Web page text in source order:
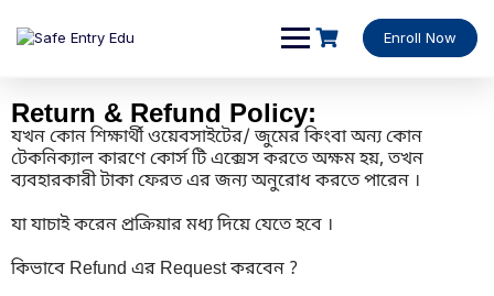
Enroll Now
Return & Refund Policy:
যখন কোন শিক্ষার্থী ওয়েবসাইটের/ জুমের কিংবা অন্য কোন
টেকনিক্যাল কারণে কোর্স টি এক্সেস করতে অক্ষম হয়, তখন
ব্যবহারকারী টাকা ফেরত এর জন্য অনুরোধ করতে পারেন ।
যা যাচাই করেন প্রক্রিয়ার মধ্য দিয়ে যেতে হবে ।
কিভাবে Refund এর Request করবেন ?